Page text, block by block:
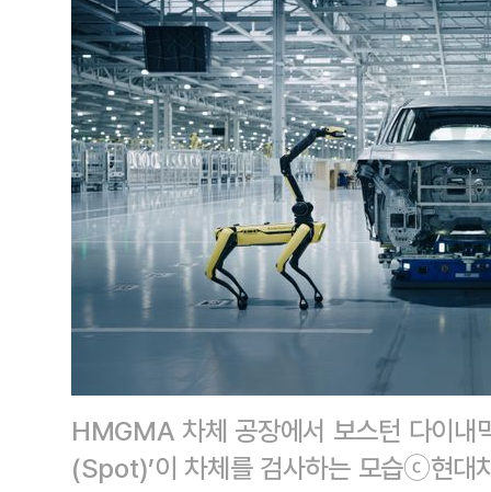
HMGMA 차체 공장에서 보스턴 다이내
(Spot)’이 차체를 검사하는 모습ⓒ현대